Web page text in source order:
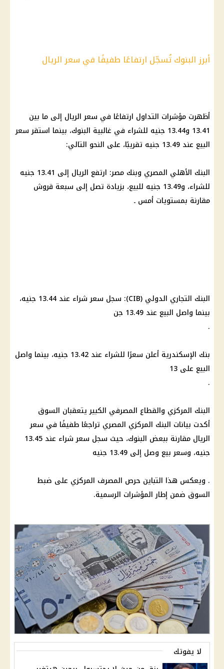
أبرز البنوك تُسجّل ارتفاعًا طفيفًا في سعر الريال
أظهرت مؤشرات التداول ارتفاعًا في سعر الريال إلى ما بين
13.41 و13.44 جنيه للشراء في غالبية البنوك، بينما استقر سعر
البيع عند 13.49 جنيه تقريبًا، على النحو التالي:
البنك الأهلي المصري وبنك مصر: ارتفع الريال إلى 13.41 جنيه
للشراء، و13.49 جنيه للبيع، بزيادة تصل إلى سبعة قروش
مقارنة بمستويات أمس ـ
البنك التجاري الدولي (CIB): سجل سعر شراء عند 13.44 جنيه،
بينما واصل البيع عند 13.49 جن
.
بنك الإسكندرية أعلن سعرًا للشراء عند 13.42 جنيه، بينما واصل
البيع على 13
.
البنك المركزي والقطاع المصرفي الكبير يتعقبان السوق
أكدت بيانات البنك المركزي المصري تراجعًا طفيفًا في سعر
الريال مقارنة ببعض البنوك، حيث سجل سعر شراء عند 13.45
جنيه، وسعر بيع وصل إلى 13.49 جنيه
. ويعكس هذا التباين حرص المصرف المركزي على ضبط
السوق ضمن إطار المؤشرات الرسمية.
لا يفوتك